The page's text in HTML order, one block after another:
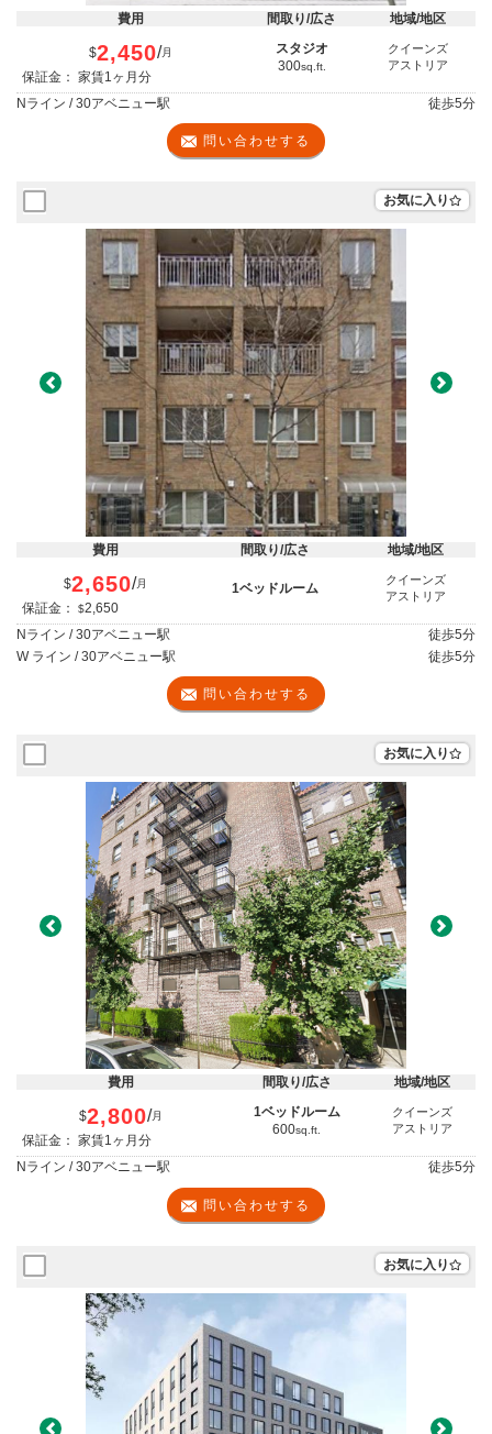
費用 間取り/広さ 地域/地区
$2,450/月
保証金： 家賃1ヶ月分
スタジオ
300sq.ft.
クイーンズ
アストリア
Nライン / 30アベニュー駅 徒歩5分
問い合わせする
お気に入り
Previous Next
費用 間取り/広さ 地域/地区
$2,650/月
保証金： $2,650
1ベッドルーム
クイーンズ
アストリア
Nライン / 30アベニュー駅 徒歩5分
W ライン / 30アベニュー駅
徒歩5分
問い合わせする
お気に入り
Previous Next
費用 間取り/広さ 地域/地区
$2,800/月
保証金： 家賃1ヶ月分
1ベッドルーム
600sq.ft.
クイーンズ
アストリア
Nライン / 30アベニュー駅 徒歩5分
問い合わせする
お気に入り